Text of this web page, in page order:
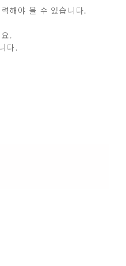
해야 볼 수 있습니다.
.
다.